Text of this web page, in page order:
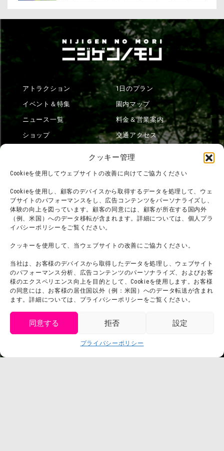
クッキー管理
Cookieを使用してウェブサイトの改善に向けてご協力ください
Cookieを使用し、顧客のデバイスから取得するデータを処理して、ウェ
ブサイトのパフォーマンスをし、広告コンテンツをパーソナライズし、
体験の向上を図っています。顧客の同意には、顧客が所在する国内外
（例、米国）へのデータ移転が含まれます。詳細については、個人プラ
イバシーポリシーをご覧ください。
クッキーを使用して、当ウェブサイトの改善にご協力ください。
当社は、お客様のデバイスから取得したデータを処理し、ウェブサイト
のパフォーマンス分析、広告コンテンツのパーソナライズ、およびお客
様のエクスペリエンス向上を目的として、Cookieを使用します。お客様
の同意には、お客様の居住国以外（例：米国）へのデータ転送が含まれ
ます。詳細については、プライバシーポリシーをご覧ください。
同意する 拒否 設定
プライバシーポリシー
アトラクション
イベント＆特集
ニュース一覧
ショップ
1日のプラン
園内マップ
料金＆営業案内
交通アクセス
団体利用について
お問い合わせ
利用規約
プライバシーポリシー
プレスリリース
メディア掲載実績
会社概要
スタッフ募集